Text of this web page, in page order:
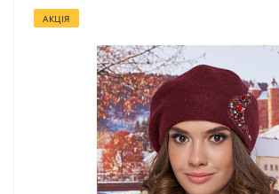
АКЦІЯ